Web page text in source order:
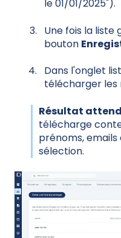
le 01/01/2025").
Une fois la liste
bouton
Dans l'onglet
télécharger les
Résultat
télécharge
prénoms,
sélection.